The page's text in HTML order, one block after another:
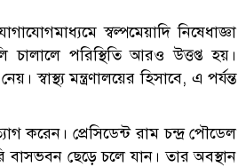
স্বল্পমেয়াদি নিষেধাজ্ঞা
পরিস্থিতি আরও উত্তপ্ত হয়।
মন্ত্রণালয়ের হিসাবে, এ পর্যন্ত
করেন। প্রেসিডেন্ট রাম চন্দ্র পৌডেল
বাসভবন ছেড়ে চলে যান। তার অবস্থান